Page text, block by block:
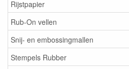
Rijstpapier
Rub-On vellen
Snij- en embossingmallen
Stempels Rubber